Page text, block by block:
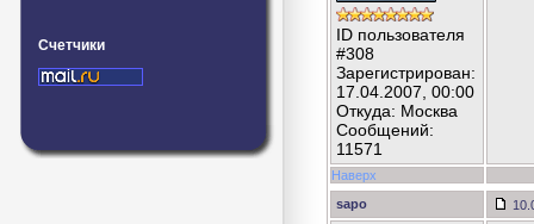
Счетчики
ID пользователя
#308
Зарегистрирован:
17.04.2007, 00:00
Откуда: Москва
Сообщений:
11571
Наверх
sapo